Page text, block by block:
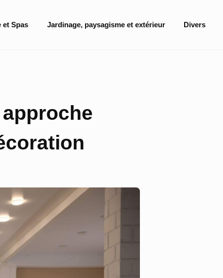
et Spas Jardinage, paysagisme et extérieur Divers